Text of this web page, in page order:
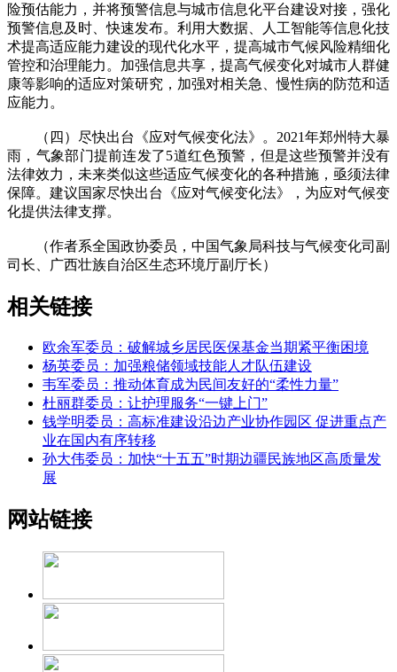
险预估能力，并将预警信息与城市信息化平台建设对接，强化
预警信息及时、快速发布。利用大数据、人工智能等信息化技
术提高适应能力建设的现代化水平，提高城市气候风险精细化
管控和治理能力。加强信息共享，提高气候变化对城市人群健
康等影响的适应对策研究，加强对相关急、慢性病的防范和适
应能力。
（四）尽快出台《应对气候变化法》。2021年郑州特大暴
雨，气象部门提前连发了5道红色预警，但是这些预警并没有
法律效力，未来类似这些适应气候变化的各种措施，亟须法律
保障。建议国家尽快出台《应对气候变化法》，为应对气候变
化提供法律支撑。
（作者系全国政协委员，中国气象局科技与气候变化司副
司长、广西壮族自治区生态环境厅副厅长）
相关链接
欧余军委员：破解城乡居民医保基金当期紧平衡困境
杨英委员：加强粮储领域技能人才队伍建设
韦军委员：推动体育成为民间友好的“柔性力量”
杜丽群委员：让护理服务“一键上门”
钱学明委员：高标准建设沿边产业协作园区 促进重点产
业在国内有序转移
孙大伟委员：加快“十五五”时期边疆民族地区高质量发
展
网站链接